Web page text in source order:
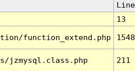
Line
13
function_extend.php 1548
jzmysql.class.php 211